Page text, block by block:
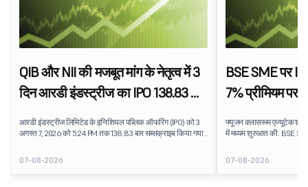
QIB और NII की मजबूत मांग के नेतृत्व में 3
दिन आरडी इंडस्ट्रीज का IPO 138.83 बार
सब्सक्राइब हुआ
आरडी इंडस्ट्रीज लिमिटेड के इनिशियल पब्लिक ऑफरिंग (IPO) को 3
अगस्त 7, 2026 को 5:24 PM तक 138.83 बार सब्सक्राइब किया गया
पर 7,80,88,05,383 शेयरों के लिए बिड प्राप्त हुई.
07-08-2026
BSE SME पर
7% प्रीमियम
शेयरों की लिस्ट
फ्यूजन क्लासरूम एज्यूटेक शेयरों
में मध्यम शुरुआत की. BSE
प्रीमियम प्रदान करता है.
प्रदान किया, जो एजुकेशन
धारणा को दर्शाता है.
07-08-2026